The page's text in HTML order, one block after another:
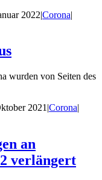
2022|Corona|
wurden von Seiten des
2021 |Corona|
an
verlängert